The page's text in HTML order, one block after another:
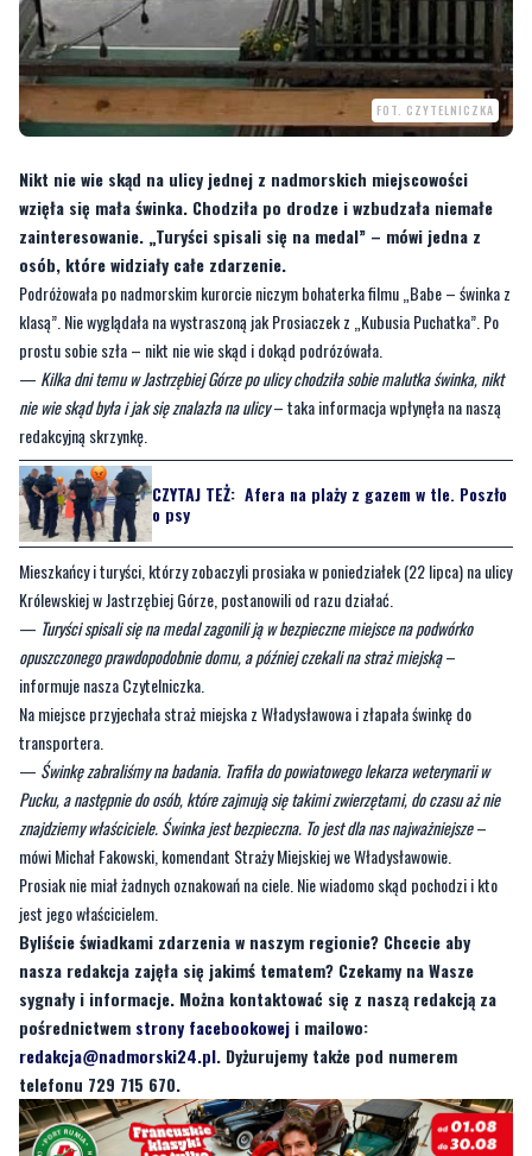
FOT. CZYTELNICZKA
Nikt nie wie skąd na ulicy jednej z nadmorskich miejscowości
wzięła się mała świnka. Chodziła po drodze i wzbudzała niemałe
osób, które widziały całe zdarzenie.
Podróżowała po nadmorskim kurorcie niczym bohaterka filmu „Babe – świnka z
klasą”. Nie wyglądała na wystraszoną jak Prosiaczek z „Kubusia Puchatka”. Po
prostu sobie szła – nikt nie wie skąd i dokąd podrózówała.
—Kilka dni temu w Jastrzębiej Górze po ulicy chodziła sobie malutka świnka, nikt
nie wie skąd była i jak się znalazła na ulicy– taka informacja wpłynęła na naszą
redakcyjną skrzynkę.
CZYTAJ TEŻ: Afera na plaży z gazem w tle. Poszło
Mieszkańcy i turyści, którzy zobaczyli prosiaka w poniedziałek (22 lipca) na ulicy
Królewskiej w Jastrzębiej Górze, postanowili od razu działać.
—Turyści spisali się na medal zagonili ją w bezpieczne miejsce na podwórko
opuszczonego prawdopodobnie domu, a później czekali na straż miejską–
informuje nasza Czytelniczka.
Na miejsce przyjechała straż miejska z Władysławowa i złapała świnkę do
transportera.
—Świnkę zabraliśmy na badania. Trafiła do powiatowego lekarza weterynarii w
Pucku, a następnie do osób, które zajmują się takimi zwierzętami, do czasu aż nie
znajdziemy właściciele. Świnka jest bezpieczna. To jest dla nas najważniejsze
mówi Michał Fakowski, komendant Straży Miejskiej we Władysławowie.
Prosiak nie miał żadnych oznakowań na ciele. Nie wiadomo skąd pochodzi i kto
jest jego właścicielem.
Byliście świadkami zdarzenia w naszym regionie? Chcecie aby
nasza redakcja zajęła się jakimś tematem? Czekamy na Wasze
sygnały i informacje. Można kontaktować się z naszą redakcją za
pośrednictwemstrony facebookoweji mailowo:
redakcja@nadmorski24.pl. Dyżurujemy także pod numerem
telefonu 729 715 670.